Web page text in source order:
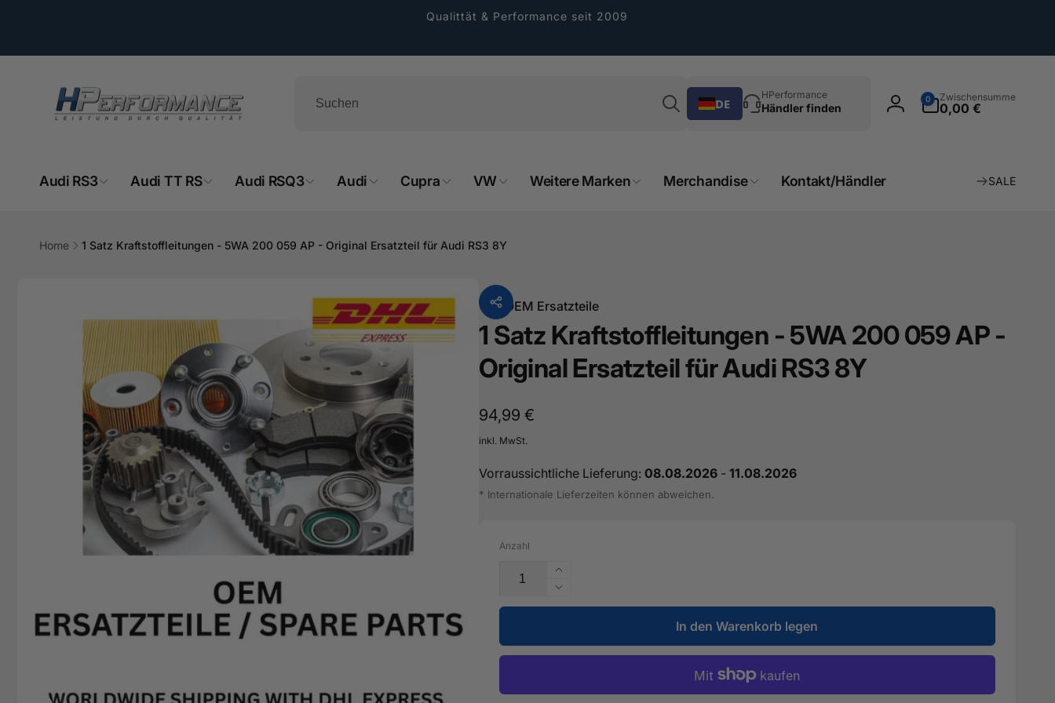
Qualittät & Performance seit 2009
Suchen
DE
HPerformance
Händler finden Einloggen
0
Artikel
Zwischensumme
0,00 €
Audi RS3 Audi TT RS Audi RSQ3 Audi Cupra VW Weitere Marken Merchandise Kontakt/Händler SALE
Home 1 Satz Kraftstoffleitungen - 5WA 200 059 AP - Original Ersatzteil für Audi RS3 8Y
VonOEM Ersatzteile
1 Satz Kraftstoffleitungen - 5WA 200 059 AP -
Original Ersatzteil für Audi RS3 8Y
Normaler
Preis
94,99 €
inkl. MwSt.
Vorraussichtliche Lieferung: 08.08.2026- 11.08.2026
* Internationale Lieferzeiten können abweichen.
Anzahl
Erhöhe
die
Menge
1
Satz
-
Verringere
die
für
1
Kraftstoffleitungen
In den Warenkorb legen
Hemsbacher Straße 8
74706 Osterburken
Deutschland
+4962916487601